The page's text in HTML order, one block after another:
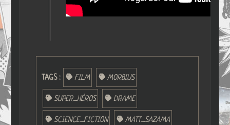
TAGS : FILM MORBIUS
SUPER_HÉROS DRAME
SCIENCE_FICTION MATT_SAZAMA